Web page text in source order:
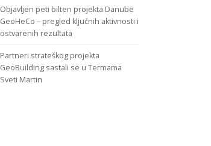
Objavljen peti bilten projekta Danube
GeoHeCo – pregled ključnih aktivnosti i
ostvarenih rezultata
Partneri strateškog projekta
GeoBuilding sastali se u Termama
Sveti Martin